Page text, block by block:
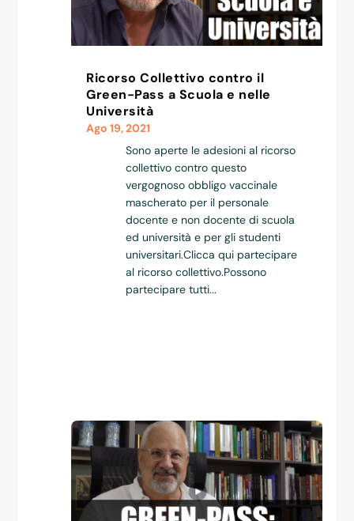
Ricorso Collettivo contro il
Green-Pass a Scuola e nelle
Università
Ago 19, 2021
Sono aperte le adesioni al ricorso
collettivo contro questo
vergognoso obbligo vaccinale
mascherato per il personale
docente e non docente di scuola
ed università e per gli studenti
universitari.Clicca qui partecipare
al ricorso collettivo.Possono
partecipare tutti...